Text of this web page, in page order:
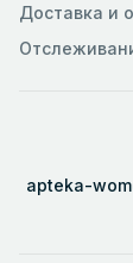
Доставка и
apteka-